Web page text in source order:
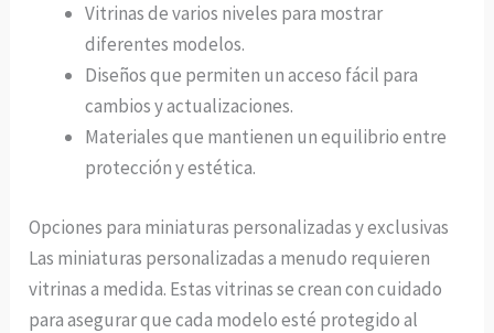
Vitrinas de varios niveles para mostrar
diferentes modelos.
Diseños que permiten un acceso fácil para
cambios y actualizaciones.
Materiales que mantienen un equilibrio entre
protección y estética.
Opciones para miniaturas personalizadas y exclusivas
Las miniaturas personalizadas a menudo requieren
vitrinas a medida. Estas vitrinas se crean con cuidado
para asegurar que cada modelo esté protegido al